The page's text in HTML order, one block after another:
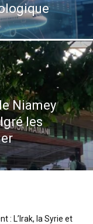
Niamey
les
: L’Irak, la Syrie et